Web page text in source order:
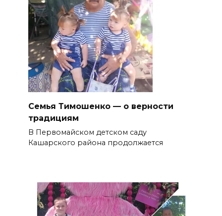
Семья Тимошенко — о верности
традициям
В Первомайском детском саду
Кашарского района продолжается